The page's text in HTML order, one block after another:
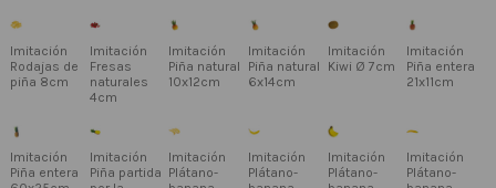
Imitación
Rodajas de
piña 8cm
Imitación
Fresas
naturales
4cm
Imitación
Piña natural
10x12cm
Imitación
Piña natural
6x14cm
Imitación
Kiwi Ø 7cm
Imitación
Piña entera
21x11cm
Imitación
Piña entera
Imitación
Piña partida
Imitación
Plátano-
Imitación
Plátano-
Imitación
Plátano-
Imitación
Plátano-